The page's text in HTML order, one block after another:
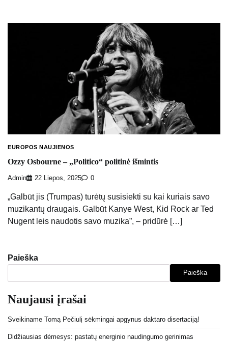
EUROPOS NAUJIENOS
Ozzy Osbourne – „Politico“ politinė išmintis
Admin 22 Liepos, 2025 0
„Galbūt jis (Trumpas) turėtų susisiekti su kai kuriais savo
muzikantų draugais. Galbūt Kanye West, Kid Rock ar Ted
Nugent leis naudotis savo muzika”, – pridūrė […]
Paieška
Paieška
Naujausi įrašai
Sveikiname Tomą Pečiulį sėkmingai apgynus daktaro disertaciją!
Didžiausias dėmesys: pastatų energinio naudingumo gerinimas